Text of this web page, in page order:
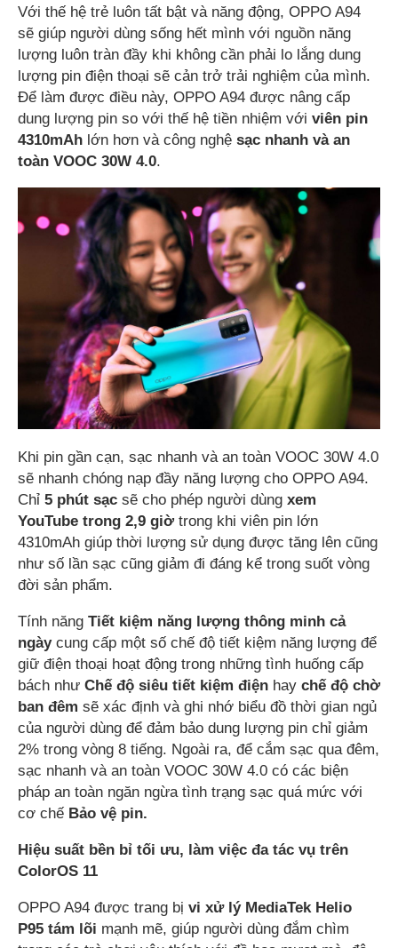
Với thế hệ trẻ luôn tất bật và năng động, OPPO A94
sẽ giúp người dùng sống hết mình với nguồn năng
lượng luôn tràn đầy khi không cần phải lo lắng dung
lượng pin điện thoại sẽ cản trở trải nghiệm của mình.
Để làm được điều này, OPPO A94 được nâng cấp
dung lượng pin so với thế hệ tiền nhiệm với viên pin
4310mAh lớn hơn và công nghệ sạc nhanh và an
toàn VOOC 30W 4.0.
Khi pin gần cạn, sạc nhanh và an toàn VOOC 30W 4.0
sẽ nhanh chóng nạp đầy năng lượng cho OPPO A94.
Chỉ 5 phút sạc sẽ cho phép người dùng xem
YouTube trong 2,9 giờ trong khi viên pin lớn
4310mAh giúp thời lượng sử dụng được tăng lên cũng
như số lần sạc cũng giảm đi đáng kể trong suốt vòng
đời sản phẩm.
Tính năng Tiết kiệm năng lượng thông minh cả
ngàycung cấp một số chế độ tiết kiệm năng lượng để
giữ điện thoại hoạt động trong những tình huống cấp
bách như Chế độ siêu tiết kiệm điện hay chế độ chờ
ban đêm sẽ xác định và ghi nhớ biểu đồ thời gian ngủ
của người dùng để đảm bảo dung lượng pin chỉ giảm
2% trong vòng 8 tiếng. Ngoài ra, để cắm sạc qua đêm,
sạc nhanh và an toàn VOOC 30W 4.0 có các biện
pháp an toàn ngăn ngừa tình trạng sạc quá mức với
cơ chế Bảo vệ pin.
Hiệu suất bền bỉ tối ưu, làm việc đa tác vụ trên
ColorOS 11
OPPO A94 được trang bị vi xử lý MediaTek Helio
P95 tám lõi mạnh mẽ, giúp người dùng đắm chìm